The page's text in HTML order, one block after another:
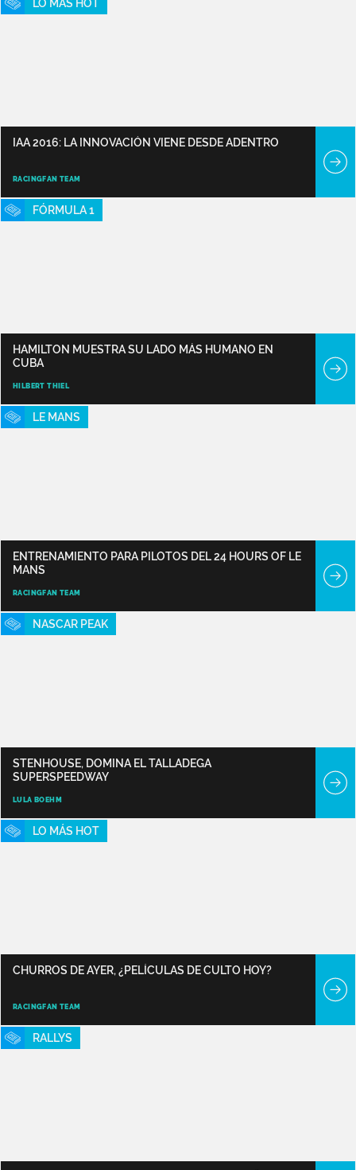
LO MÁS HOT
IAA 2016: LA INNOVACIÓN VIENE DESDE ADENTRO
RACINGFAN TEAM
FÓRMULA 1
HAMILTON MUESTRA SU LADO MÁS HUMANO EN
CUBA
HILBERT THIEL
LE MANS
ENTRENAMIENTO PARA PILOTOS DEL 24 HOURS OF LE
MANS
RACINGFAN TEAM
NASCAR PEAK
STENHOUSE, DOMINA EL TALLADEGA
SUPERSPEEDWAY
LULA BOEHM
LO MÁS HOT
CHURROS DE AYER, ¿PELÍCULAS DE CULTO HOY?
RACINGFAN TEAM
RALLYS